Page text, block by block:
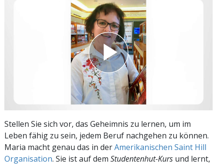
Stellen Sie sich vor, das Geheimnis zu lernen, um im
Leben fähig zu sein, jedem Beruf nachgehen zu können.
Maria macht genau das in derAmerikanischen Saint Hill
Organisation. Sie ist auf dem Studentenhut-Kurs und lernt,